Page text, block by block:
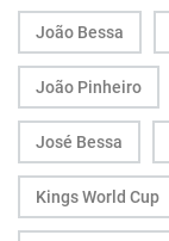
João Bessa
João Pinheiro
José Bessa
Kings World Cup